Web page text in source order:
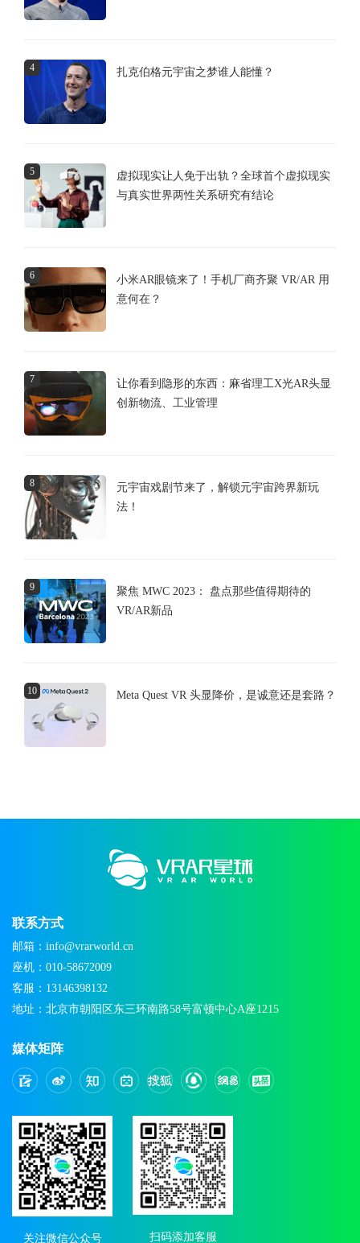
4 扎克伯格元宇宙之梦谁人能懂？
5
虚拟现实让人免于出轨？全球首个虚拟现实
与真实世界两性关系研究有结论
6
小米AR眼镜来了！手机厂商齐聚 VR/AR 用
意何在？
7
让你看到隐形的东西：麻省理工X光AR头显
创新物流、工业管理
8
元宇宙戏剧节来了，解锁元宇宙跨界新玩
法！
9
聚焦 MWC 2023： 盘点那些值得期待的
VR/AR新品
10 Meta Quest VR 头显降价，是诚意还是套路？
联系方式
邮箱：info@vrarworld.cn
座机：010-58672009
客服：13146398132
地址：北京市朝阳区东三环南路58号富顿中心A座1215
媒体矩阵
关注微信公众号 扫码添加客服